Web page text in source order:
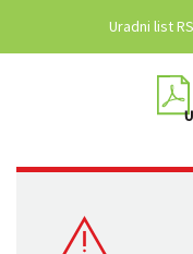
Uradni list